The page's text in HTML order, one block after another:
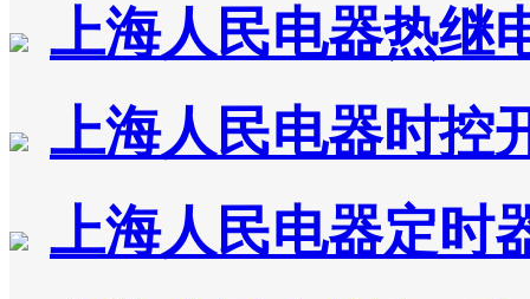
上海人民电器热继
上海人民电器时控
上海人民电器定时